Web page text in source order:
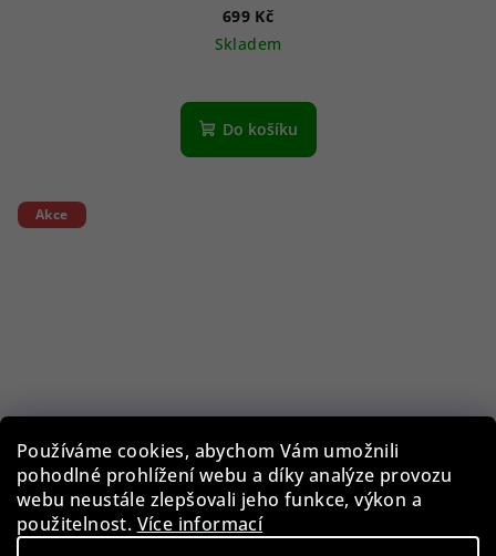
Používáme cookies, abychom Vám umožnili
pohodlné prohlížení webu a díky analýze provozu
webu neustále zlepšovali jeho funkce, výkon a
použitelnost. Více informací
699 Kč
Skladem
Do košíku
Akce